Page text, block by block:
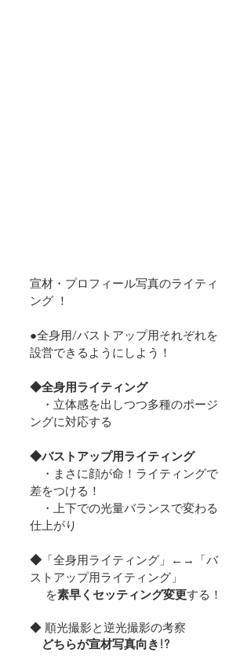
宣材・プロフィール写真のライティ
ング ！
●全身用/バストアップ用それぞれを
設営できるようにしよう！
◆全身用ライティング
・立体感を出しつつ多種のポージ
ングに対応する
◆バストアップ用ライティング
・まさに顔が命！ライティングで
差をつける！
・上下での光量バランスで変わる
仕上がり
◆ 「全身用ライティング」←→「バ
ストアップ用ライティング」
     を
素早くセッティング変更する！
◆ 順光撮影と逆光撮影の考察
どちらが宣材写真向き!?